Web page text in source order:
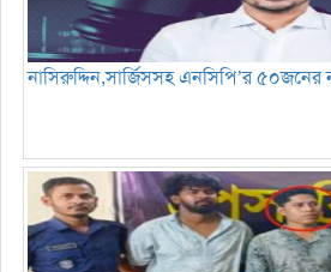
নাসিরুদ্দিন,সার্জিসসহ এনসিপি’র ৫০জনের